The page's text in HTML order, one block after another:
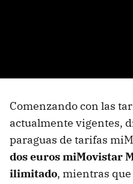
Comenzando con las
actualmente vigentes,
paraguas de tarifas
dos euros miMovistar
ilimitado, mientras